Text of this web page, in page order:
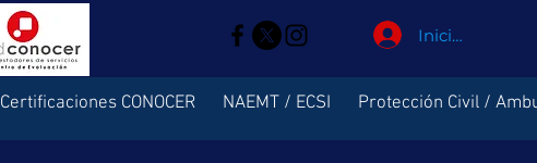
Iniciar sesión
Certificaciones CONOCER NAEMT / ECSI Protección Civil /